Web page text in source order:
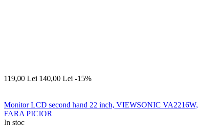
119,00 Lei 140,00 Lei -15%
Monitor LCD second hand 22 inch, VIEWSONIC VA2216W,
FARA PICIOR
In stoc